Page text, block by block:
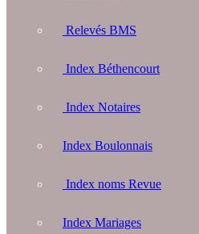
Relevés BMS
Index Béthencourt
Index Notaires
Index Boulonnais
Index noms Revue
Index Mariages